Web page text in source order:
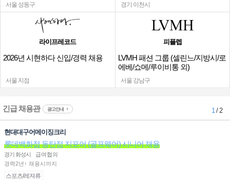
서울 성동구 경기 이천시
라이프레코드
2026년 시현하다 신입/경력 채용
서울 지점
피플렙
LVMH 패션 그룹 (셀린느/지방시/로
에베/쇼메/루이비통 외)
서울 강남구
긴급 채용관 광고안내 1/ 2
현대대구어메이징크리
롯데백화점 동탄점 지포어 (골프웨어) 시니어 채용
경기 화성시
급여협의
경력2년↑ 채용시까지
스포츠/레져류